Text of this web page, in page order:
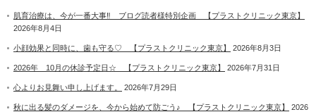
肌育治療は、今が一番大事‼ ブログ読者様特別企画 【プラストクリニック東京】
2026年8月4日
小顔効果と同時に、歯も守る♡ 【プラストクリニック東京】 2026年8月3日
2026年 10月の休診予定日☆ 【プラストクリニック東京】 2026年7月31日
心よりお見舞い申し上げます。 2026年7月29日
秋に出る髪のダメージを、今から始めて防ごう♪ 【プラストクリニック東京】
2026